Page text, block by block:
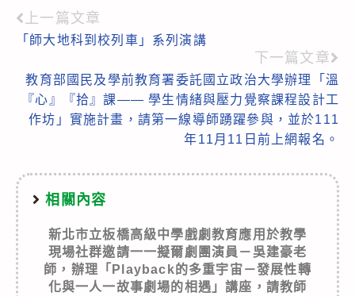
Read
more
articles
上一篇文章
「師大地科到校列車」系列演講
下一篇文章
教育部國民及學前教育署委託國立政治大學辦理「溫
『心』『拾』課—— 學生情緒與壓力覺察課程設計工
作坊」實施計畫，請第一線導師踴躍參與，並於111
年11月11日前上網報名。
相關內容
新北市立板橋高級中學戲劇教育應用於教學
現場社群邀請一一擬爾劇團演員－吳建豪老
師，辦理「Playback的多重宇宙－發展性轉
化與一人一故事劇場的相遇」講座，請教師